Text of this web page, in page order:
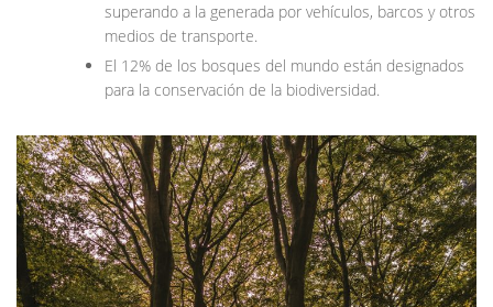
superando a la generada por vehículos, barcos y otros
medios de transporte.
El 12% de los bosques del mundo están designados
para la conservación de la biodiversidad.